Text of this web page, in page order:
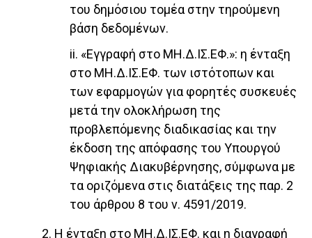
του δημόσιου τομέα στην τηρούμενη
βάση δεδομένων.
ii. «Εγγραφή στο ΜΗ.Δ.ΙΣ.ΕΦ.»: η ένταξη
στο ΜΗ.Δ.ΙΣ.ΕΦ. των ιστότοπων και
των εφαρμογών για φορητές συσκευές
μετά την ολοκλήρωση της
προβλεπόμενης διαδικασίας και την
έκδοση της απόφασης του Υπουργού
Ψηφιακής Διακυβέρνησης, σύμφωνα με
τα οριζόμενα στις διατάξεις της παρ. 2
του άρθρου 8 του ν. 4591/2019.
2. Η ένταξη στο ΜΗ.Δ.ΙΣ.ΕΦ. και η διαγραφή